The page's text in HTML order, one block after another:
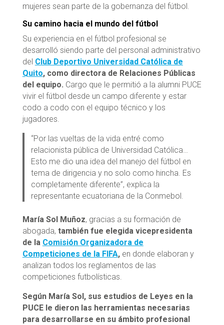
mujeres sean parte de la gobernanza del fútbol.
Su camino hacia el mundo del fútbol
Su experiencia en el fútbol profesional se
desarrolló siendo parte del personal administrativo
del Club Deportivo Universidad Católica de
Quito, como directora de Relaciones Públicas
del equipo. Cargo que le permitió a la alumni PUCE
vivir el fútbol desde un campo diferente y estar
codo a codo con el equipo técnico y los
jugadores.
“Por las vueltas de la vida entré como
relacionista pública de Universidad Católica…
Esto me dio una idea del manejo del fútbol en
tema de dirigencia y no solo como hincha. Es
completamente diferente”, explica la
representante ecuatoriana de la Conmebol.
María Sol Muñoz, gracias a su formación de
abogada, también fue elegida vicepresidenta
de la Comisión Organizadora de
Competiciones de la FIFA,en donde elaboran y
analizan todos los reglamentos de las
competiciones futbolísticas.
Según María Sol, sus estudios de Leyes en la
PUCE le dieron las herramientas necesarias
para desarrollarse en su ámbito profesional